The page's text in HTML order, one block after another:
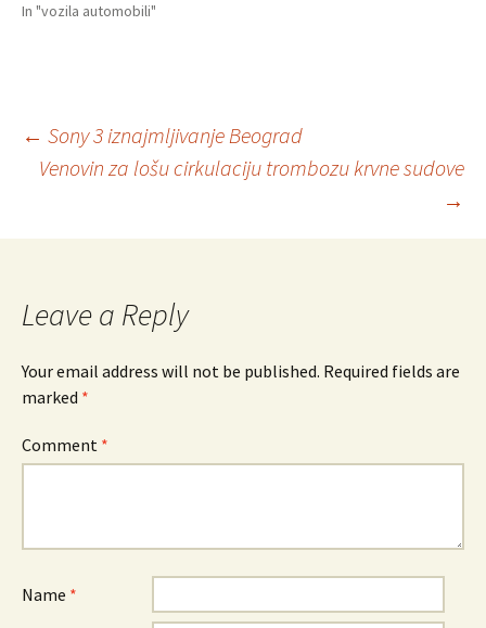
In "vozila automobili"
Post
← Sony 3 iznajmljivanje Beograd
Venovin za lošu cirkulaciju trombozu krvne sudove
→
Leave a Reply
Your email address will not be published. Required fields are
marked *
Comment *
Name *